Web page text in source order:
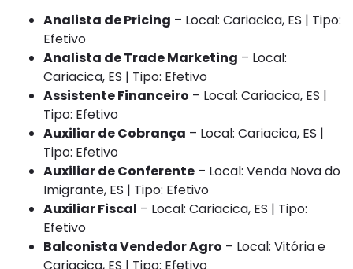
Analista de Pricing – Local: Cariacica, ES | Tipo:
Efetivo
Analista de Trade Marketing – Local:
Cariacica, ES | Tipo: Efetivo
Assistente Financeiro – Local: Cariacica, ES |
Tipo: Efetivo
Auxiliar de Cobrança – Local: Cariacica, ES |
Tipo: Efetivo
Auxiliar de Conferente – Local: Venda Nova do
Imigrante, ES | Tipo: Efetivo
Auxiliar Fiscal – Local: Cariacica, ES | Tipo:
Efetivo
Balconista Vendedor Agro – Local: Vitória e